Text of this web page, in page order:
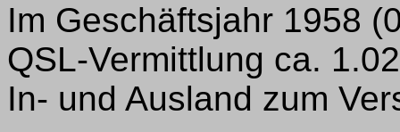
Im Geschäftsjahr 1958
QSL-Vermittlung ca.
In- und Ausland zum